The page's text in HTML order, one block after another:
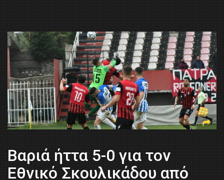
Βαριά ήττα 5-0 για τον
Εθνικό Σκουλικάδου από